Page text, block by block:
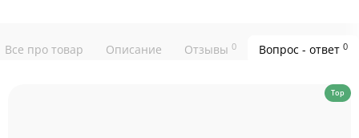
Все про товар Описание Отзывы 0 Вопрос - ответ 0
Top